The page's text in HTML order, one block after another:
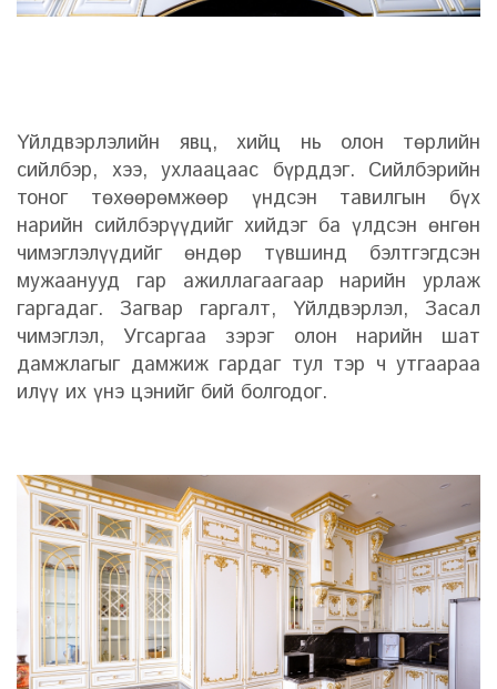
Үйлдвэрлэлийн явц, хийц нь олон төрлийн
сийлбэр, хээ, ухлаацаас бүрддэг. Сийлбэрийн
тоног төхөөрөмжөөр үндсэн тавилгын бүх
нарийн сийлбэрүүдийг хийдэг ба үлдсэн өнгөн
чимэглэлүүдийг өндөр түвшинд бэлтгэгдсэн
мужаанууд гар ажиллагаагаар нарийн урлаж
гаргадаг. Загвар гаргалт, Үйлдвэрлэл, Засал
чимэглэл, Угсаргаа зэрэг олон нарийн шат
дамжлагыг дамжиж гардаг тул тэр ч утгаараа
илүү их үнэ цэнийг бий болгодог.